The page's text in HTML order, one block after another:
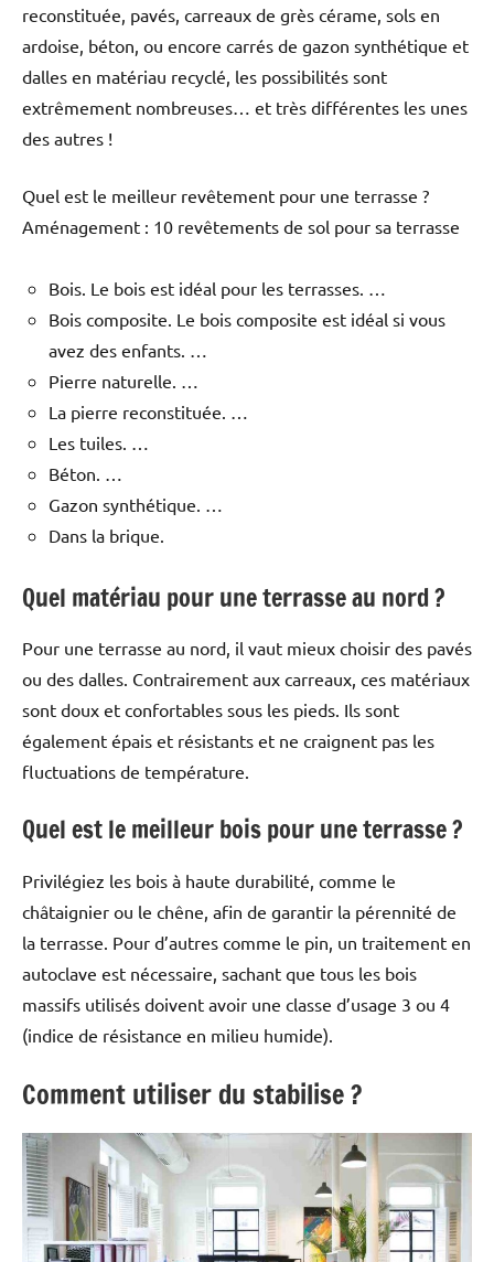
reconstituée, pavés, carreaux de grès cérame, sols en
ardoise, béton, ou encore carrés de gazon synthétique et
dalles en matériau recyclé, les possibilités sont
extrêmement nombreuses… et très différentes les unes
des autres !
Quel est le meilleur revêtement pour une terrasse ?
Aménagement : 10 revêtements de sol pour sa terrasse
Bois. Le bois est idéal pour les terrasses. …
Bois composite. Le bois composite est idéal si vous
avez des enfants. …
Pierre naturelle. …
La pierre reconstituée. …
Les tuiles. …
Béton. …
Gazon synthétique. …
Dans la brique.
Quel matériau pour une terrasse au nord ?
Pour une terrasse au nord, il vaut mieux choisir des pavés
ou des dalles. Contrairement aux carreaux, ces matériaux
sont doux et confortables sous les pieds. Ils sont
également épais et résistants et ne craignent pas les
fluctuations de température.
Quel est le meilleur bois pour une terrasse ?
Privilégiez les bois à haute durabilité, comme le
châtaignier ou le chêne, afin de garantir la pérennité de
la terrasse. Pour d’autres comme le pin, un traitement en
autoclave est nécessaire, sachant que tous les bois
massifs utilisés doivent avoir une classe d’usage 3 ou 4
(indice de résistance en milieu humide).
Comment utiliser du stabilise ?